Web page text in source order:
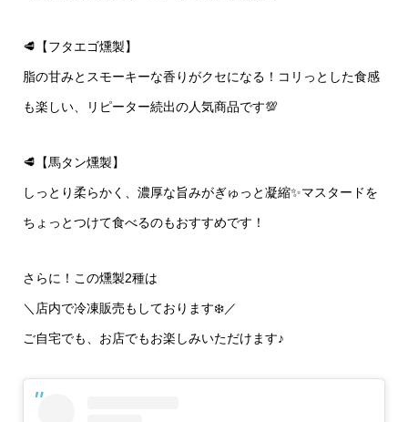
🥩【フタエゴ燻製】
脂の甘みとスモーキーな香りがクセになる！コリっとした食感
も楽しい、リピーター続出の人気商品です💯
🥩【馬タン燻製】
しっとり柔らかく、濃厚な旨みがぎゅっと凝縮✨マスタードを
ちょっとつけて食べるのもおすすめです！
さらに！この燻製2種は
＼店内で冷凍販売もしております❄️／
ご自宅でも、お店でもお楽しみいただけます♪